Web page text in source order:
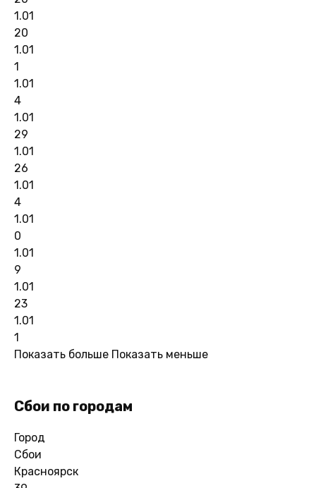
1.01
20
1.01
1
1.01
4
1.01
29
1.01
26
1.01
4
1.01
0
1.01
9
1.01
23
1.01
1
Показать больше Показать меньше
Сбои по городам
Город
Сбои
Красноярск